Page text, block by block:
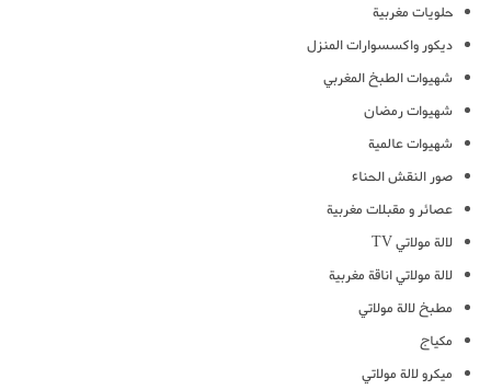
حلويات مغربية
ديكور واكسسوارات المنزل
شهيوات الطبخ المغربي
شهيوات رمضان
شهيوات عالمية
صور النقش الحناء
عصائر و مقبلات مغربية
لالة مولاتي TV
لالة مولاتي اناقة مغربية
مطبخ لالة مولاتي
مكياج
ميكرو لالة مولاتي